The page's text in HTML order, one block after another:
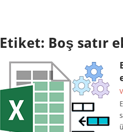
Etiket: Boş satır